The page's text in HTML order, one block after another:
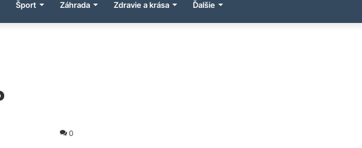
Šport Záhrada Zdravie a krása Ďalšie
0